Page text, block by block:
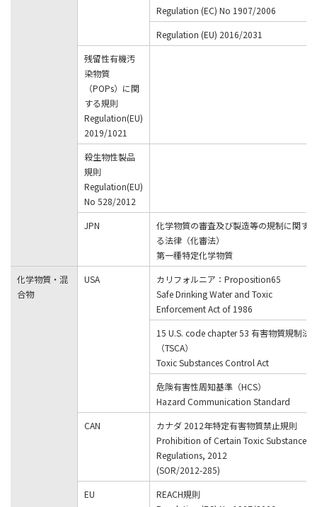
Regulation (EC) No 1907/2006
Regulation (EU) 2016/2031
残留性有機汚
染物質
（POPs）に関
する規則
Regulation(EU)
2019/1021
殺生物性製品
規則
Regulation(EU)
No 528/2012
JPN
化学物質の審査及び製造等の規制に関す
る法律（化審法）
第一種特定化学物質
化学物質・混
合物
USA
カリフォルニア：Proposition65
Safe Drinking Water and Toxic
Enforcement Act of 1986
15 U.S. code chapter 53 有害物質規制法
（TSCA）
Toxic Substances Control Act
危険有害性周知基準（HCS）
Hazard Communication Standard
CAN
カナダ 2012年特定有害物質禁止規則
Prohibition of Certain Toxic Substances
Regulations, 2012
(SOR/2012-285)
EU
REACH規則